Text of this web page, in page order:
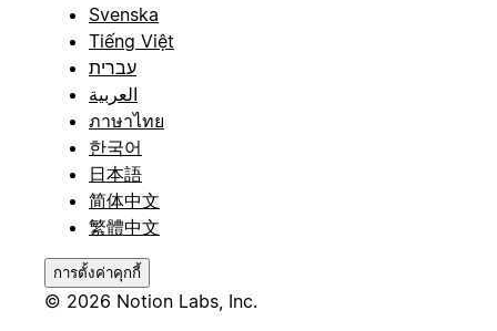
Svenska
Tiếng Việt
עברית
العربية
ภาษาไทย
한국어
日本語
简体中文
繁體中文
การตั้งค่าคุกกี้
© 2026 Notion Labs, Inc.